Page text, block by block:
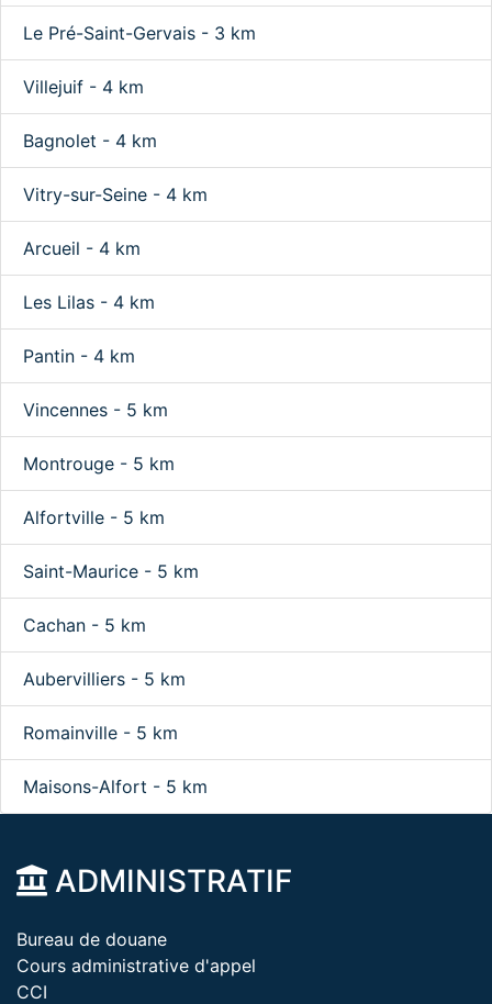
Le Pré-Saint-Gervais - 3 km
Villejuif - 4 km
Bagnolet - 4 km
Vitry-sur-Seine - 4 km
Arcueil - 4 km
Les Lilas - 4 km
Pantin - 4 km
Vincennes - 5 km
Montrouge - 5 km
Alfortville - 5 km
Saint-Maurice - 5 km
Cachan - 5 km
Aubervilliers - 5 km
Romainville - 5 km
Maisons-Alfort - 5 km
ADMINISTRATIF
Bureau de douane
Cours administrative d'appel
CCI